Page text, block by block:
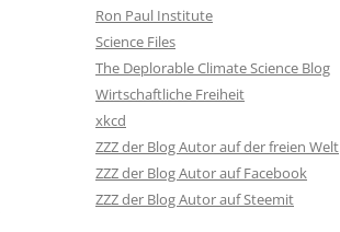
Ron Paul Institute
Science Files
The Deplorable Climate Science Blog
Wirtschaftliche Freiheit
xkcd
ZZZ der Blog Autor auf der freien Welt
ZZZ der Blog Autor auf Facebook
ZZZ der Blog Autor auf Steemit